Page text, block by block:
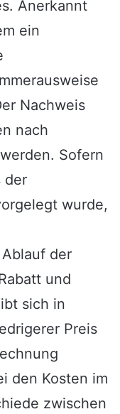
Anerkannt
ein
Nachweis
nach
Sofern
der
wurde,
der
und
sich in
Preis
den Kosten im
zwischen